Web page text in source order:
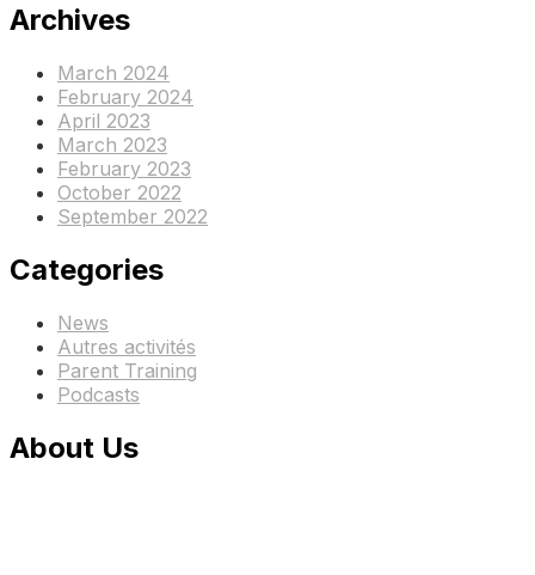
Archives
March 2024
February 2024
April 2023
March 2023
February 2023
October 2022
September 2022
Categories
News
Autres activités
Parent Training
Podcasts
About Us